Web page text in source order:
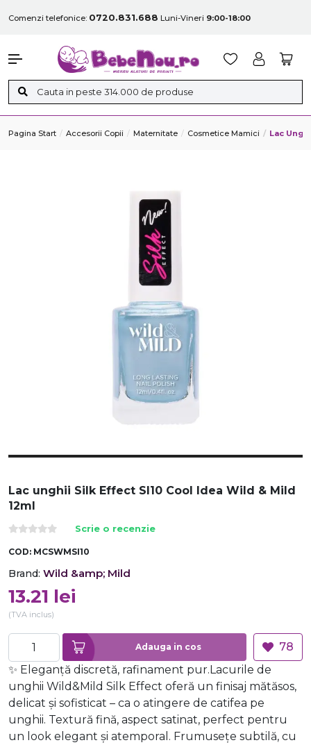
Comenzi telefonice: 0720.831.688 Luni-Vineri 9:00-18:00
Pagina Start Accesorii Copii Maternitate Cosmetice Mamici Lac
Lac unghii Silk Effect SI10 Cool Idea Wild & Mild
12ml
Scrie o recenzie
COD: MCSWMSI10
Brand: Wild &amp; Mild
13.21 lei
(TVA inclus)
Adauga in cos
78
✨ Eleganță discretă, rafinament pur.Lacurile de
unghii Wild&Mild Silk Effect oferă un finisaj mătăsos,
delicat și sofisticat – ca o atingere de catifea pe
unghii. Textură fină, aspect satinat, perfect pentru
un look elegant și atemporal. Frumusețe subtilă, cu